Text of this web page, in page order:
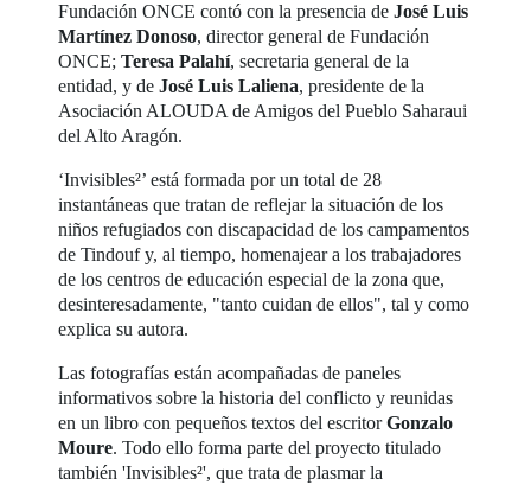
Fundación ONCE contó con la presencia deJosé Luis
Martínez Donoso, director general de Fundación
ONCE;Teresa Palahí, secretaria general de la
entidad, y deJosé Luis Laliena, presidente de la
Asociación ALOUDA de Amigos del Pueblo Saharaui
del Alto Aragón.
‘Invisibles²’ está formada por un total de 28
instantáneas que tratan de reflejar la situación de los
niños refugiados con discapacidad de los campamentos
de Tindouf y, al tiempo, homenajear a los trabajadores
de los centros de educación especial de la zona que,
desinteresadamente, "tanto cuidan de ellos", tal y como
explica su autora.
Las fotografías están acompañadas de paneles
informativos sobre la historia del conflicto y reunidas
en un libro con pequeños textos del escritorGonzalo
Moure. Todo ello forma parte del proyecto titulado
también 'Invisibles²', que trata de plasmar la